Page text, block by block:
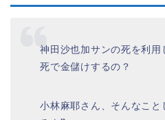
神田沙也加サンの死を利
死で金儲けするの？
小林麻耶さん、そんなこと